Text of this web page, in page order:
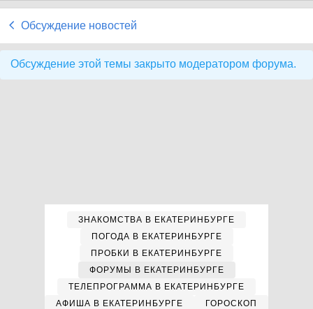
Обсуждение новостей
Обсуждение этой темы закрыто модератором форума.
ЗНАКОМСТВА В ЕКАТЕРИНБУРГЕ
ПОГОДА В ЕКАТЕРИНБУРГЕ
ПРОБКИ В ЕКАТЕРИНБУРГЕ
ФОРУМЫ В ЕКАТЕРИНБУРГЕ
ТЕЛЕПРОГРАММА В ЕКАТЕРИНБУРГЕ
АФИША В ЕКАТЕРИНБУРГЕ
ГОРОСКОП